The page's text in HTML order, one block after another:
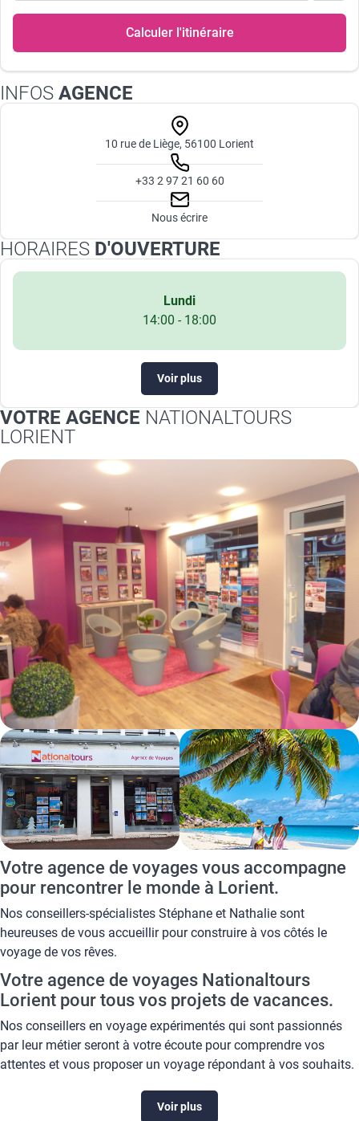
Calculer l'itinéraire
INFOS AGENCE
10 rue de Liège, 56100 Lorient
+33 2 97 21 60 60
Nous écrire
HORAIRES D'OUVERTURE
Lundi
14:00 - 18:00
Voir plus
VOTRE AGENCE NATIONALTOURS
LORIENT
Votre agence de voyages vous accompagne
pour rencontrer le monde à Lorient.
Nos conseillers-spécialistes Stéphane et Nathalie sont
heureuses de vous accueillir pour construire à vos côtés le
voyage de vos rêves.
Votre agence de voyages Nationaltours
Lorient pour tous vos projets de vacances.
Nos conseillers en voyage expérimentés qui sont passionnés
par leur métier seront à votre écoute pour comprendre vos
attentes et vous proposer un voyage répondant à vos souhaits.
les engagements de votre agence de voyage Nationaltours
Voir plus